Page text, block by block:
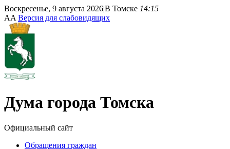
Воскресенье, 9 августа 2026|В Томске 14:15
AA Версия для слабовидящих
Дума города Томска
Официальный сайт
Обращения граждан